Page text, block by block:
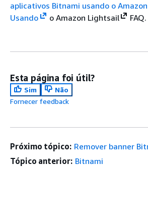
aplicativos Bitnami usando o
Usando
o Amazon Lightsail FAQ.
Esta página foi útil?
Sim
Não
Fornecer feedback
Próximo tópico: Remover banner
Tópico anterior: Bitnami